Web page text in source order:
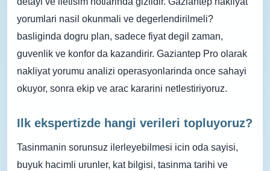
yorumlari nasil okunmali ve degerlendirilmeli?
basliginda dogru plan, sadece fiyat degil zaman,
guvenlik ve konfor da kazandirir. Gaziantep Pro olarak
nakliyat yorumu analizi operasyonlarinda once sahayi
okuyor, sonra ekip ve arac kararini netlestiriyoruz.
Ilk ekspertizde hangi verileri topluyoruz?
Tasinmanin sorunsuz ilerleyebilmesi icin oda sayisi,
buyuk hacimli urunler, kat bilgisi, tasinma tarihi ve